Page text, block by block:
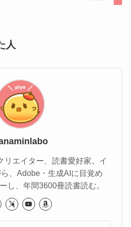
人
リエイター、読書愛好家。イ
、Adobe・生成AIに目覚め
し、年間3600冊読書読む。